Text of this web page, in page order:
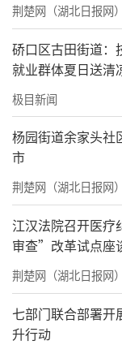
捐献仪式上，
案是岁月见证
心收纳、永久
心、坚守江岸
援志愿精神代
荆楚网（湖北日报网）
硚口区古田街道：
就业群体夏日送清
极目新闻
杨园街道余家头社
市
荆楚网（湖北日报网）
江汉法院召开医
审查”改革试点座
荆楚网（湖北日报网）
七部门联合部署开
升行动